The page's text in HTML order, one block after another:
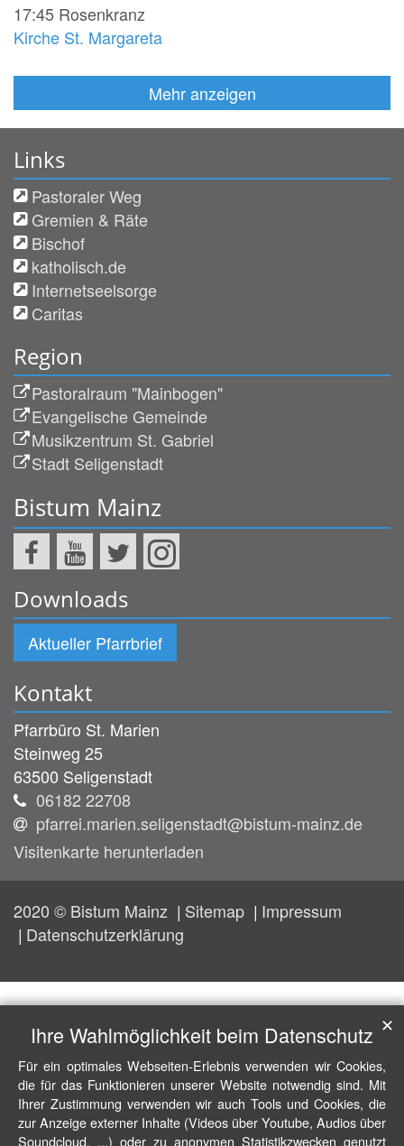
17:45 Rosenkranz
Kirche St. Margareta
Mehr anzeigen
Links
Pastoraler Weg
Gremien & Räte
Bischof
katholisch.de
Internetseelsorge
Caritas
Region
Pastoralraum "Mainbogen"
Evangelische Gemeinde
Musikzentrum St. Gabriel
Stadt Seligenstadt
Bistum Mainz
Downloads
Aktueller Pfarrbrief
Kontakt
Pfarrbüro St. Marien
Steinweg 25
63500 Seligenstadt
06182 22708
pfarrei.marien.seligenstadt@bistum-mainz.de
Visitenkarte herunterladen
2020 © Bistum Mainz Sitemap
Impressum
Datenschutzerklärung
Ihre Wahlmöglichkeit beim Datenschutz
Für ein optimales Webseiten-Erlebnis verwenden wir Cookies,
die für das Funktionieren unserer Website notwendig sind. Mit
Ihrer Zustimmung verwenden wir auch Tools und Cookies, die
zur Anzeige externer Inhalte (Videos über Youtube, Audios über
Soundcloud, ...) oder zu anonymen Statistikzwecken genutzt
✕